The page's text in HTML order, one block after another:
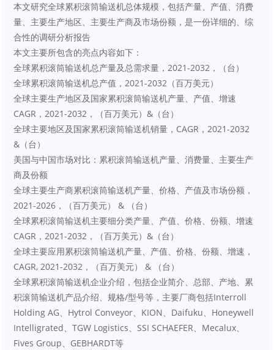
本文研究全球累积滚筒输送机总体规模，包括产量、产值、消费
量、主要生产地区、主要生产商及市场份额，是一份详细的、综
合性的调研分析报告
本文主要所包含的亮点内容如下：
全球累积滚筒输送机总产量及总需求量，2021-2032，（台）
全球累积滚筒输送机总产值，2021-2032（百万美元）
全球主要生产地区及国家累积滚筒输送机产量、产值、增速
CAGR，2021-2032，（百万美元）&（台）
全球主要地区及国家累积滚筒输送机销量，CAGR，2021-2032
&（台）
美国与中国市场对比：累积滚筒输送机产量、消费量、主要生产
商及份额
全球主要生产商累积滚筒输送机产量、价格、产值及市场份额，
2021-2026，（百万美元） & （台）
全球累积滚筒输送机主要细分类产量、产值、价格、份额、增速
CAGR，2021-2032，（百万美元）&（台）
全球主要应用累积滚筒输送机产量、产值、价格、份额、增速，
CAGR, 2021-2032，（百万美元） & （台）
全球累积滚筒输送机企业介绍，包括企业简介、总部、产地、累
积滚筒输送机产品介绍、规格/型号等，主要厂商包括Interroll
Holding AG、Hytrol Conveyor、KION、Daifuku、Honeywell
Intelligrated、TGW Logistics、SSI SCHAEFER、Mecalux、
Fives Group、GEBHARDT等